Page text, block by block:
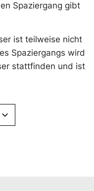
Spaziergang gibt
ist teilweise nicht
Spaziergangs wird
stattfinden und ist